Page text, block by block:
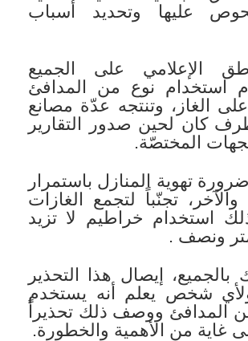
عليها وتحديد أسباب
الإعلامي على الجميع
استخدام نوع من المدافئ
الغاز، وتنتجه عدّة مصانع
كان لحين صدور التقارير
المختصّة.
تهوية المنازل باستمرار
تجنّباً لتجمع الغازات
استخدام خراطيم لا تزيد
ونصف .
إيصال هذا التحذير
شخص يعلم أنه يستخدم
المدافئ ووصف ذلك تحذيراً
غاية من الأهمية والخطورة.